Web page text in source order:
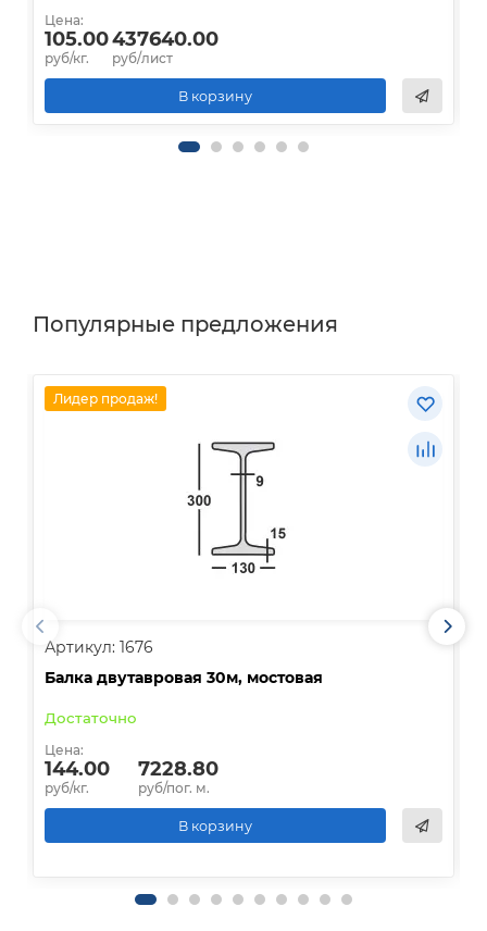
Цена:
105.00
руб/кг.
437640.00
руб/лист
В корзину
Популярные предложения
Лидер продаж!
Артикул: 1676
Балка двутавровая 30м, мостовая
Достаточно
Цена:
144.00
руб/кг.
7228.80
руб/пог. м.
В корзину